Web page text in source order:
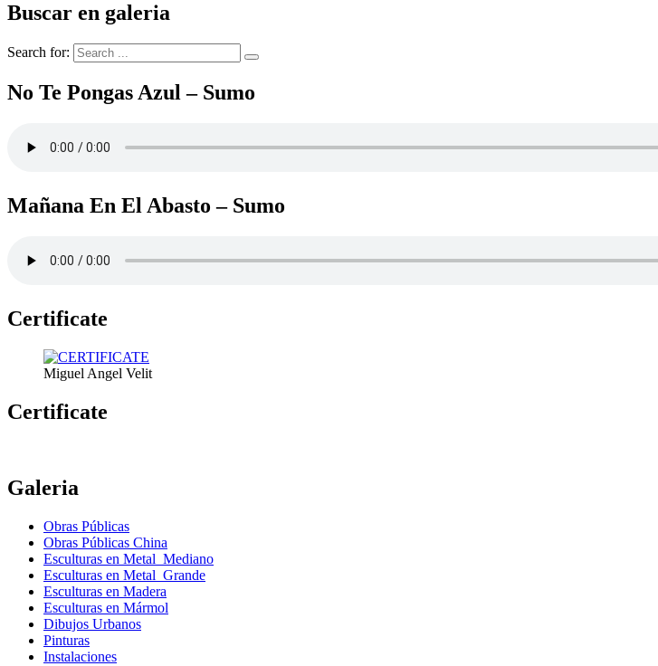
Buscar en galeria
Search for:
No Te Pongas Azul – Sumo
Mañana En El Abasto – Sumo
Certificate
Miguel Angel Velit
Certificate
Galeria
Obras Públicas
Obras Públicas China
Esculturas en Metal Mediano
Esculturas en Metal Grande
Esculturas en Madera
Esculturas en Mármol
Dibujos Urbanos
Pinturas
Instalaciones